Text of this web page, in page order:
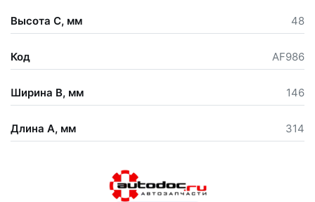
Высота С, мм 48
Код AF986
Ширина В, мм 146
Длина А, мм 314